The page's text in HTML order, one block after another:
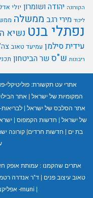
הקורונה יהודה ושומרון יולי
ליכוד מירי רגבממשלה
נפתלי בנט נשיא
עידית סילמן עמיעד טאוב
ריבונות ש"סשר הביטחון
אתרי עט תקשורת:פוליטיקלי-
המקומיות של ישראל| אתר
אתר הסלבס של ישראל| לבריאות-
של ישראל| חדשות הקמפוס|
בת ים| חדשות חרדים|קורונה
אתרים שהקמנו : עמותת אופק
טאוב עיצוב פנים| ד"ר אנדרה
muni- אפליקציה לניהול בוחרים ומערכות מידע